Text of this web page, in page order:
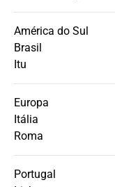
América do Sul
Brasil
Itu
Europa
Itália
Roma
Portugal